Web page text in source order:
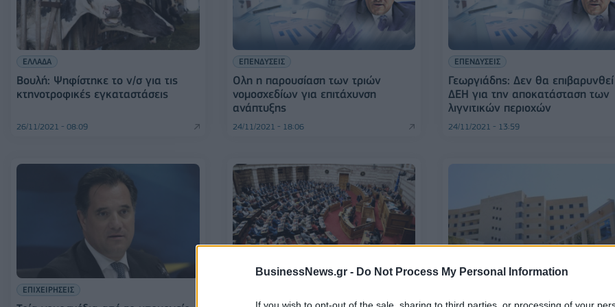
BusinessNews.gr - Do Not Process My Personal Information
If you wish to opt-out of the sale, sharing to third parties, or processing of your
ΕΛΛΑΔΑ
Βουλή: Ψηφίστηκε το ν/σ για τις
κτηνοτροφικές εγκαταστάσεις
26/11/2021 - 08:09
ΕΠΕΝΔΥΣΕΙΣ
Ολη η παρουσίαση των τριών
νομοσχεδίων για επιτάχυνση
ανάπτυξης
24/11/2021 - 18:06
ΕΠΕΝΔΥΣΕΙΣ
Γεωργιάδης: Δεν θα
ΔΕΗ για την αποκατάσταση των
λιγνιτικών περιοχών
24/11/2021 - 13:59
ΕΠΙΧΕΙΡΗΣΕΙΣ
ΠΟΛΙΤΙΚΗ